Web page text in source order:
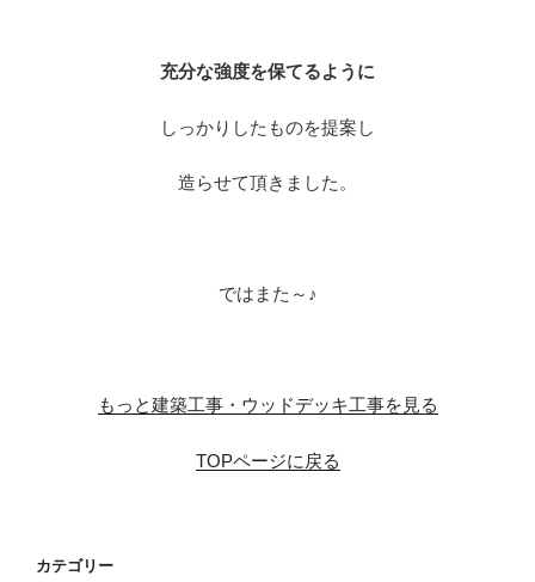
充分な強度を保てるように
しっかりしたものを提案し
造らせて頂きました。
ではまた～♪
もっと建築工事・ウッドデッキ工事を見る
TOPページに戻る
カテゴリー